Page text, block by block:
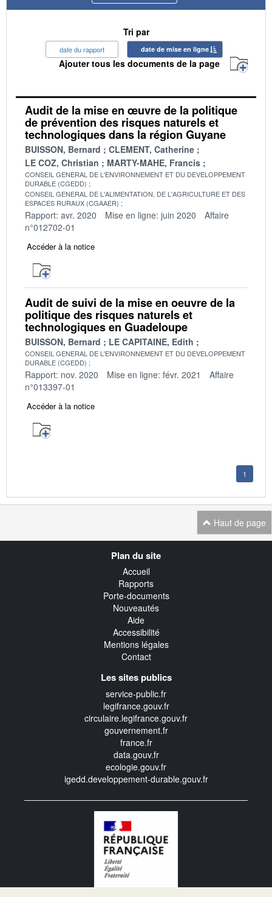
Tri par
date du rapport date de mise en ligne
Ajouter tous les documents de la page
Audit de la mise en œuvre de la politique
de prévention des risques naturels et
technologiques dans la région Guyane
BUISSON, Bernard
CLEMENT, Catherine
LE COZ, Christian
MARTY-MAHE, Francis
CONSEIL GENERAL DE L'ENVIRONNEMENT ET DU DEVELOPPEMENT
DURABLE (CGEDD)
CONSEIL GENERAL DE L'ALIMENTATION, DE L'AGRICULTURE ET DES
ESPACES RURAUX (CGAAER)
Rapport: avr. 2020 Mise en ligne: juin 2020
Affaire
n°012702-01
Accéder à la notice
Audit de suivi de la mise en oeuvre de la
politique des risques naturels et
technologiques en Guadeloupe
BUISSON, Bernard LE CAPITAINE, Edith
CONSEIL GENERAL DE L'ENVIRONNEMENT ET DU DEVELOPPEMENT
DURABLE (CGEDD)
Rapport: nov. 2020 Mise en ligne: févr. 2021
Affaire
n°013397-01
Accéder à la notice
1
Haut de page
Plan du site
Accueil
Rapports
Porte-documents
Nouveautés
Aide
Accessibilité
Mentions légales
Contact
Les sites publics
service-public.fr
legifrance.gouv.fr
circulaire.legifrance.gouv.fr
gouvernement.fr
france.fr
data.gouv.fr
ecologie.gouv.fr
igedd.developpement-durable.gouv.fr